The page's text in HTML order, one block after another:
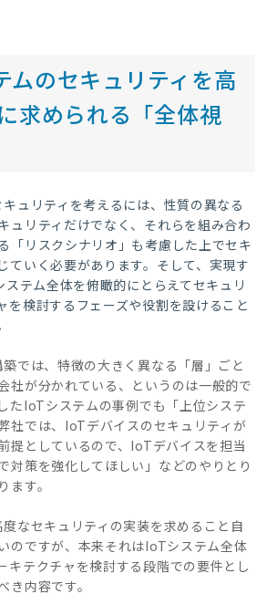
ムのセキュリティを高
求められる「全体視
ュリティを考えるには、性質の異なる
ュリティだけでなく、それらを組み合わ
「リスクシナリオ」も考慮した上でセキ
ていく必要があります。そして、実現す
ステム全体を俯瞰的にとらえてセキュリ
を検討するフェーズや役割を設けること
では、特徴の大きく異なる「層」ごと
社が分かれている、というのは一般的で
たIoTシステムの事例でも「上位システ
社では、 IoTデバイスのセキュリティが
提としているので、 IoTデバイスを担当
対策を強化してほしい」などのやりとり
ます。
なセキュリティの実装を求めること自
のですが、本来それはIoTシステム全体
キテクチャを検討する段階での要件とし
き内容です。